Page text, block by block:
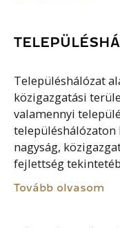
Településhálózat
közigazgatási
valamennyi
településhálózaton
nagyság,
fejlettség
Tovább olvasom